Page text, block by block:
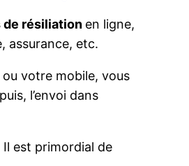
de résiliation en ligne,
assurance, etc.
votre mobile, vous
l’envoi dans
est primordial de